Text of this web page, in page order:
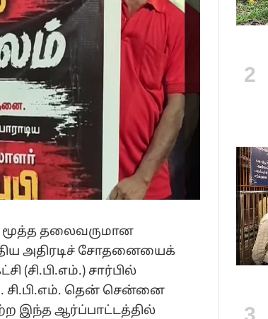
மூத்த தலைவருமான
அதிரடிச் சோதனையைக்
சார்பில்
தென் சென்னை
இந்த ஆர்ப்பாட்டத்தில்